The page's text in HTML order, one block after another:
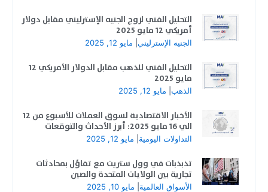
التحليل الفني لزوج الجنيه الإسترليني مقابل دولار
أمريكي 12 مايو 2025
الجنيه الإسترليني مايو 12, 2025
التحليل الفني للذهب مقابل الدولار الأمريكي 12
مايو 2025
الذهب مايو 12, 2025
الأخبار الاقتصادية لسوق العملات للأسبوع من 12
الي 16 مايو 2025: أبرز الأحداث والتوقعات
التداولات اليومية مايو 12, 2025
تذبذبات في وول ستريت مع تفاؤل بمحادثات
تجارية بين الولايات المتحدة والصين
الأسواق العالمية مايو 10, 2025